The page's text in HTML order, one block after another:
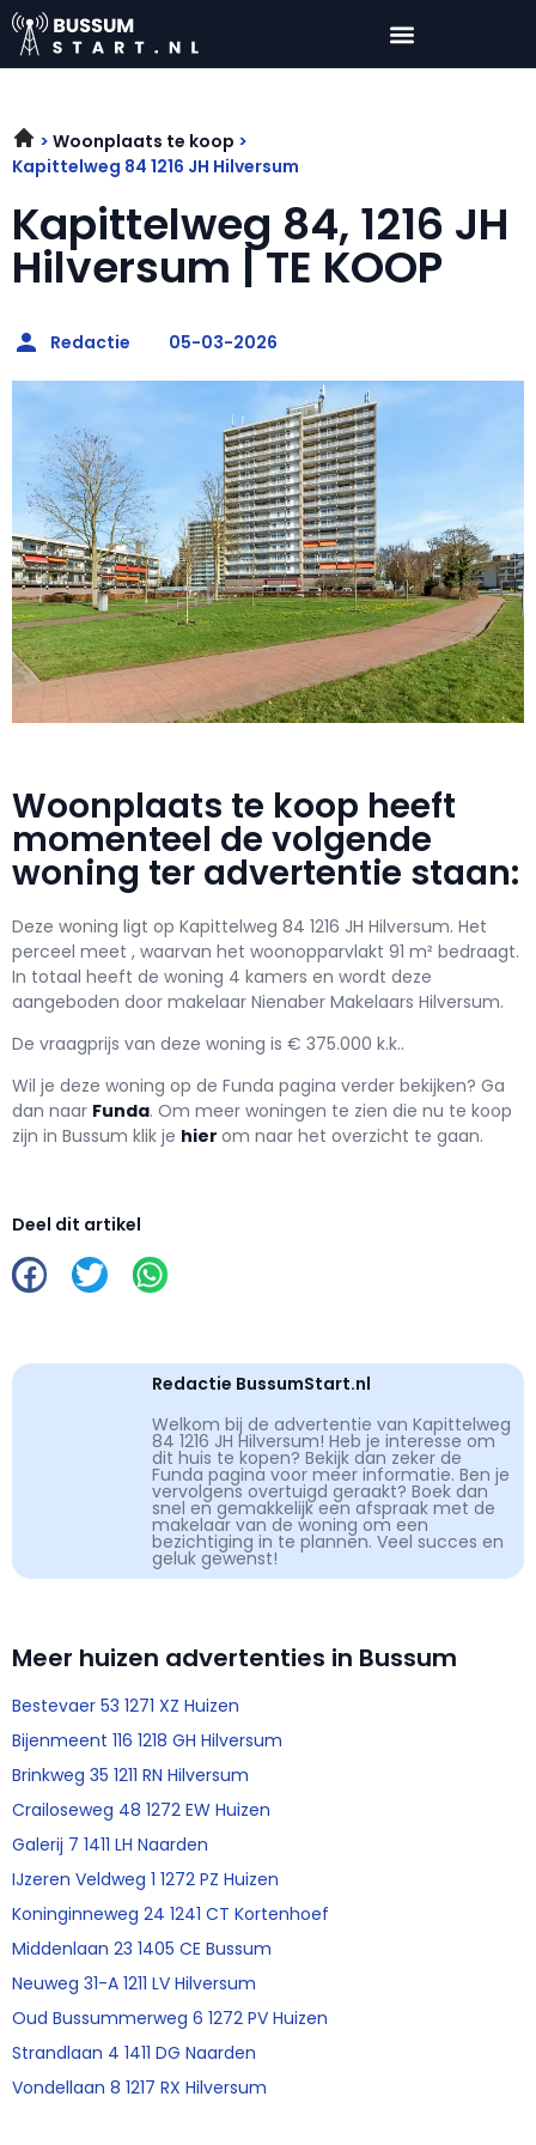
Woonplaats te koop
Kapittelweg 84 1216 JH Hilversum
Kapittelweg 84, 1216 JH
Hilversum | TE KOOP
Redactie 05-03-2026
Woonplaats te koop heeft
momenteel de volgende
woning ter advertentie staan:
Deze woning ligt op Kapittelweg 84 1216 JH Hilversum. Het
perceel meet , waarvan het woonopparvlakt 91 m² bedraagt.
In totaal heeft de woning 4 kamers en wordt deze
aangeboden door makelaar Nienaber Makelaars Hilversum.
De vraagprijs van deze woning is € 375.000 k.k..
Wil je deze woning op de Funda pagina verder bekijken? Ga
dan naar Funda. Om meer woningen te zien die nu te koop
zijn in Bussum klik je hier om naar het overzicht te gaan.
Deel dit artikel
Redactie BussumStart.nl
Welkom bij de advertentie van Kapittelweg
84 1216 JH Hilversum! Heb je interesse om
dit huis te kopen? Bekijk dan zeker de
Funda pagina voor meer informatie. Ben je
vervolgens overtuigd geraakt? Boek dan
snel en gemakkelijk een afspraak met de
makelaar van de woning om een
bezichtiging in te plannen. Veel succes en
geluk gewenst!
Meer huizen advertenties in Bussum
Bestevaer 53 1271 XZ Huizen
Bijenmeent 116 1218 GH Hilversum
Brinkweg 35 1211 RN Hilversum
Crailoseweg 48 1272 EW Huizen
Galerij 7 1411 LH Naarden
IJzeren Veldweg 1 1272 PZ Huizen
Koninginneweg 24 1241 CT Kortenhoef
Middenlaan 23 1405 CE Bussum
Neuweg 31-A 1211 LV Hilversum
Oud Bussummerweg 6 1272 PV Huizen
Strandlaan 4 1411 DG Naarden
Vondellaan 8 1217 RX Hilversum